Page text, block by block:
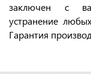
заключен с
устранение
Гарантия